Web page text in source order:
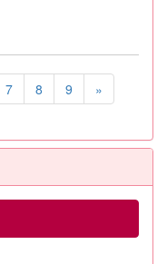
7 8 9 »